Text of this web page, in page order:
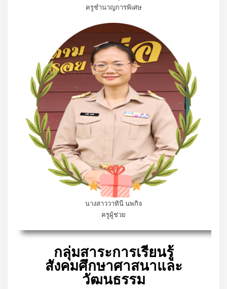
ครูชำนาญการพิเศษ
นางสาววาทินี นพกิจ
ครูผู้ช่วย
กลุ่มสาระการเรียนรู้
สังคมศึกษาศาสนาและ
วัฒนธรรม